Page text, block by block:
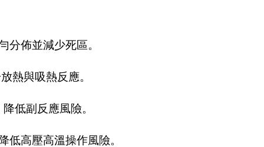
分佈並減少死區。
熱與吸熱反應。
低副反應風險。
低高壓高溫操作風險。